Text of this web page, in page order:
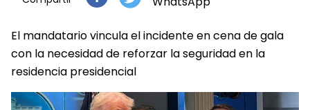
El mandatario vincula el incidente en cena de gala
con la necesidad de reforzar la seguridad en la
residencia presidencial